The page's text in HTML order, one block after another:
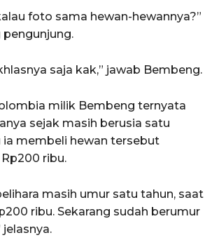
foto sama hewan-hewannya?”
saja kak,” jawab Bembeng.
milik Bembeng ternyata
sejak masih berusia satu
ia membeli hewan tersebut
ribu.
masih umur satu tahun, saat
ribu. Sekarang sudah berumur